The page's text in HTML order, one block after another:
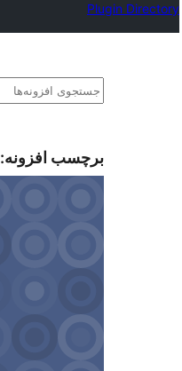
Plugin Directory
جستجو
برچسب افزونه: